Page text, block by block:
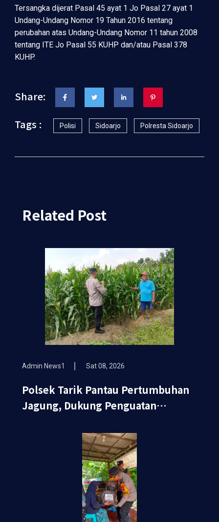
Tersangka dijerat Pasal 45 ayat 1 Jo Pasal 27 ayat 1
Undang-Undang Nomor 19 Tahun 2016 tentang
perubahan atas Undang-Undang Nomor 11 tahun 2008
tentang ITE Jo Pasal 55 KUHP dan/atau Pasal 378
KUHP.
Share:
Tags :
Polisi Sidoarjo Polresta Sidoarjo
Related Post
Admin News1 Sat 08, 2026
Polsek Tarik Pantau Pertumbuhan
Jagung, Dukung Penguatan